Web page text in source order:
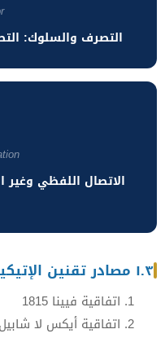
التصرف والسلوك:
الاتصال اللفظي وغير
١.٣ مصادر تقنين الإتيكيت والبروتوكول الدولي
اتفاقية فيينا 1815
اتفاقية أيكس لا شابيل Aix La Chappelle 1818